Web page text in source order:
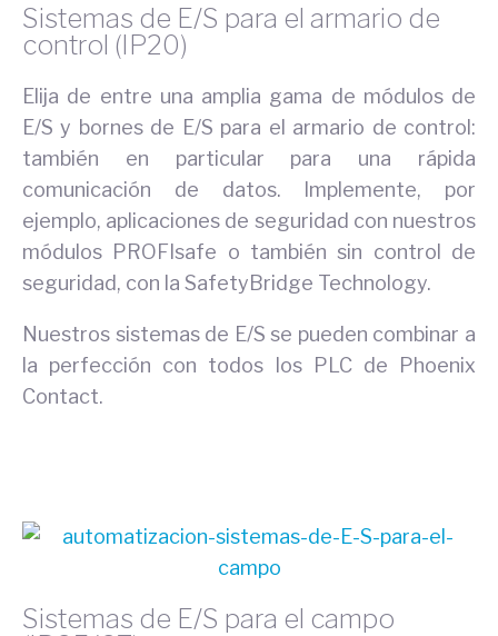
Sistemas de E/S para el armario de
control (IP20)
Elija de entre una amplia gama de módulos de
E/S y bornes de E/S para el armario de control:
también en particular para una rápida
comunicación de datos. Implemente, por
ejemplo, aplicaciones de seguridad con nuestros
módulos PROFIsafe o también sin control de
seguridad, con la SafetyBridge Technology.
Nuestros sistemas de E/S se pueden combinar a
la perfección con todos los PLC de Phoenix
Contact.
Sistemas de E/S para el campo